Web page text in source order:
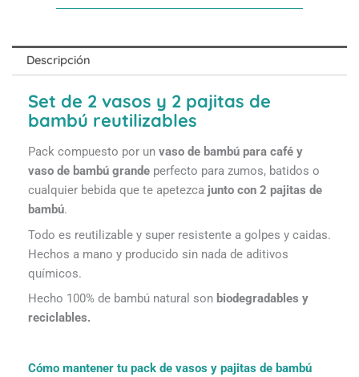
Descripción
Set de 2 vasos y 2 pajitas de
bambú reutilizables
Pack compuesto por un vaso de bambú para café y
vaso de bambú grande perfecto para zumos, batidos o
cualquier bebida que te apetezca junto con 2 pajitas de
bambú.
Todo es reutilizable y super resistente a golpes y caidas.
Hechos a mano y producido sin nada de aditivos
químicos.
Hecho 100% de bambú natural son biodegradables y
reciclables.
Cómo mantener tu pack de vasos y pajitas de bambú